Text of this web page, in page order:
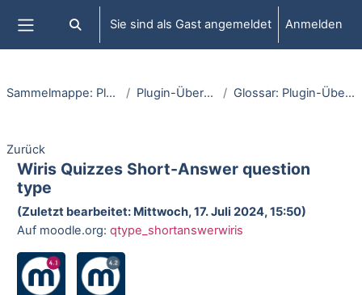
Website-Übersicht
Sucheingabe umschalten
Sie sind als Gast angemeldet Anmelden
Sammelmappe: Plugins Plugin-Übersicht Glossar: Plugin-Übersicht
Zurück
Wiris Quizzes Short-Answer question
type
(Zuletzt bearbeitet: Mittwoch, 17. Juli 2024, 15:50)
Auf moodle.org: qtype_shortanswerwiris